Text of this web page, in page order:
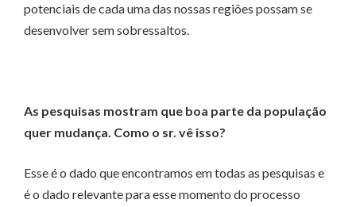
potenciais de cada uma das nossas regiões possam se
desenvolver sem sobressaltos.
As pesquisas mostram que boa parte da população
quer mudança. Como o sr. vê isso?
Esse é o dado que encontramos em todas as pesquisas e
é o dado relevante para esse momento do processo